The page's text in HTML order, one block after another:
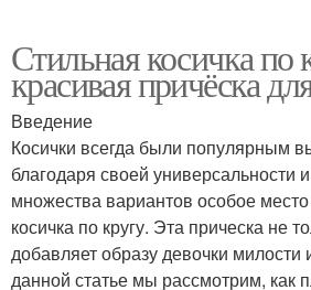
Стильная косичка по
красивая причёска
Введение
Косички всегда были популярным
благодаря своей универсальности
множества вариантов особое
косичка по кругу. Эта прическа не
добавляет образу девочки милости
данной статье мы рассмотрим, как